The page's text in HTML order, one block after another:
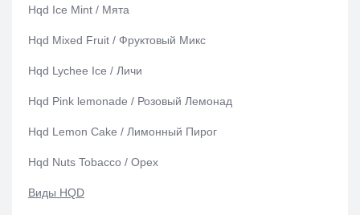
Hqd Ice Mint / Мята
Hqd Mixed Fruit / Фруктовый Микс
Hqd Lychee Ice / Личи
Hqd Pink lemonade / Розовый Лемонад
Hqd Lemon Cake / Лимонный Пирог
Hqd Nuts Tobacco / Орех
Виды HQD